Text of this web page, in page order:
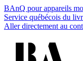
BAnQ pour appareils
Service québécois du
Aller directement au